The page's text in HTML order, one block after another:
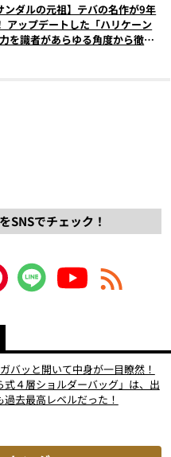
ンダルの元祖】テバの名作が9年
アップデートした「ハリケーン
を識者があらゆる角度から徹底
SNSでチェック！
バッと開いて中身が一目瞭然！
式４層ショルダーバッグ」は、出
去最高レベルだった！